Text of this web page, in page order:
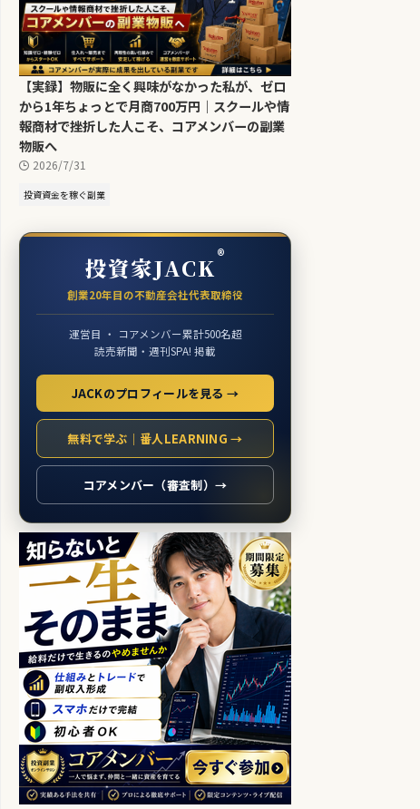
【実録】物販に全く興味がなかった私が、ゼロ
から1年ちょっとで月商700万円｜スクールや情
報商材で挫折した人こそ、コアメンバーの副業
物販へ
2026/7/31
投資資金を稼ぐ副業
投資家JACK®
創業20年目の不動産会社代表取締役
運営目 ・ コアメンバー累計500名超
読売新聞・週刊SPA! 掲載
JACKのプロフィールを見る →
無料で学ぶ｜番人LEARNING →
コアメンバー（審査制）→